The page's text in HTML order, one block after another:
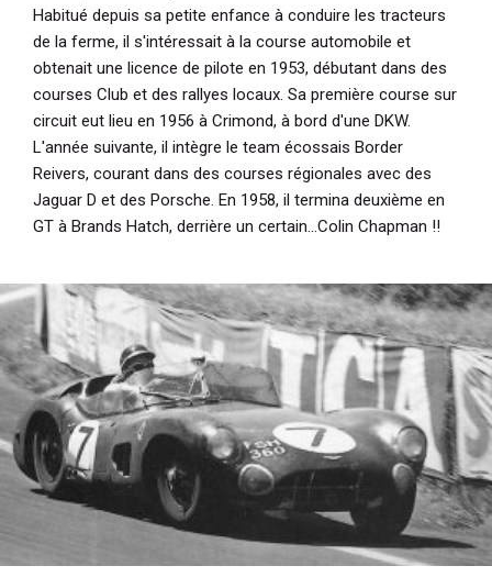
Habitué depuis sa petite enfance à conduire les tracteurs
de la ferme, il s'intéressait à la course automobile et
obtenait une licence de pilote en 1953, débutant dans des
courses Club et des rallyes locaux. Sa première course sur
circuit eut lieu en 1956 à Crimond, à bord d'une DKW.
L'année suivante, il intègre le team écossais Border
Reivers, courant dans des courses régionales avec des
Jaguar D et des Porsche. En 1958, il termina deuxième en
GT à Brands Hatch, derrière un certain...Colin Chapman !!